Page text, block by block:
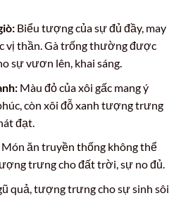
Biểu tượng của sự đủ đầy, may
vị thần. Gà trống thường được
sự vươn lên, khai sáng.
Màu đỏ của xôi gấc mang ý
còn xôi đỗ xanh tượng trưng
đạt.
ăn truyền thống không thể
trưng cho đất trời, sự no đủ.
quả, tượng trưng cho sự sinh sôi